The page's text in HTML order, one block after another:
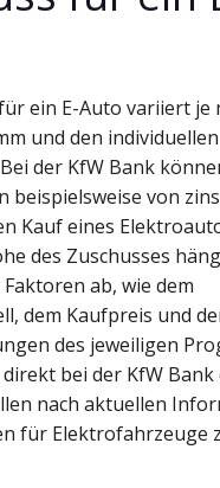
ein E-Auto variiert je
und den individuellen
der KfW Bank
beispielsweise von
Kauf eines
des Zuschusses
ab, wie dem
dem Kaufpreis und
des jeweiligen
bei der KfW
nach aktuellen
für Elektrofahrzeuge